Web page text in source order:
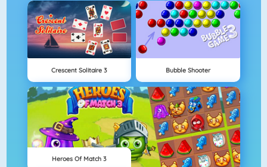
Crescent Solitaire 3 Bubble Shooter
Heroes Of Match 3